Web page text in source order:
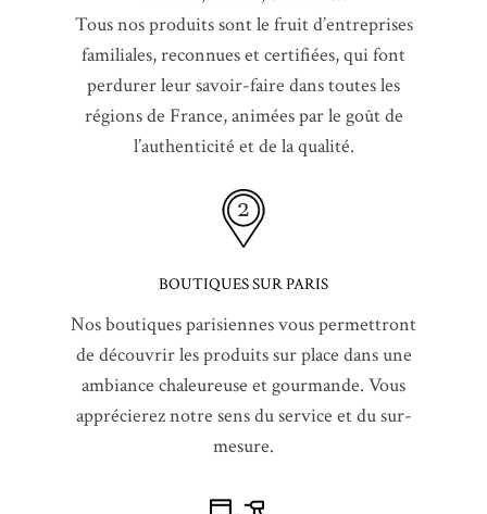
Tous nos produits sont le fruit d’entreprises
familiales, reconnues et certifiées, qui font
perdurer leur savoir-faire dans toutes les
régions de France, animées par le goût de
l’authenticité et de la qualité.
BOUTIQUES SUR PARIS
Nos boutiques parisiennes vous permettront
de découvrir les produits sur place dans une
ambiance chaleureuse et gourmande. Vous
apprécierez notre sens du service et du sur-
mesure.